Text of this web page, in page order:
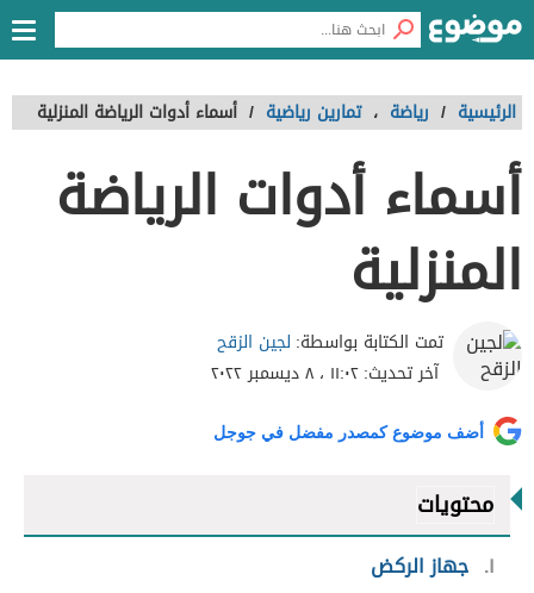
الرئيسية / رياضة ، تمارين رياضية / أسماء أدوات الرياضة المنزلية
أسماء أدوات الرياضة
المنزلية
تمت الكتابة بواسطة: لجين الزقح
آخر تحديث:١١:٠٢ ، ٨ ديسمبر ٢٠٢٢
أضف موضوع كمصدر مفضل في جوجل
محتويات
١ جهاز الركض